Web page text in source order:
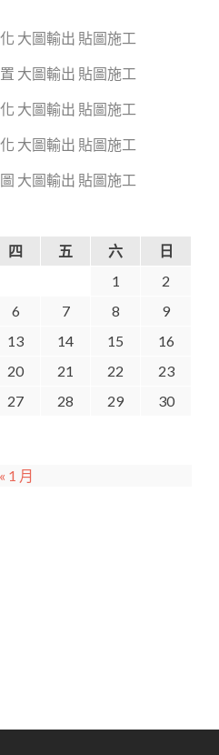
大圖輸出 貼圖施工
大圖輸出 貼圖施工
大圖輸出 貼圖施工
大圖輸出 貼圖施工
大圖輸出 貼圖施工
四 五 六
日
1
2
6 7 8
9
13 14 15
16
20 21 22
23
27 28 29
30
« 1 月